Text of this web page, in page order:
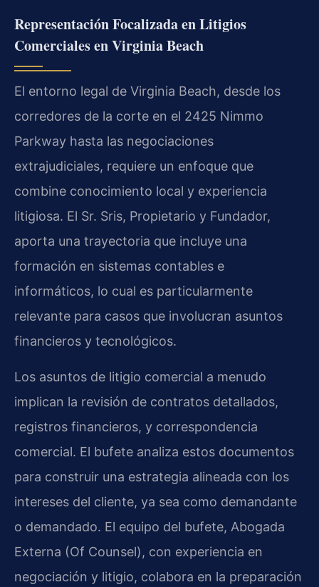
Representación Focalizada en Litigios
Comerciales en Virginia Beach
El entorno legal de Virginia Beach, desde los
corredores de la corte en el 2425 Nimmo
Parkway hasta las negociaciones
extrajudiciales, requiere un enfoque que
combine conocimiento local y experiencia
litigiosa. El Sr. Sris, Propietario y Fundador,
aporta una trayectoria que incluye una
formación en sistemas contables e
informáticos, lo cual es particularmente
relevante para casos que involucran asuntos
financieros y tecnológicos.
Los asuntos de litigio comercial a menudo
implican la revisión de contratos detallados,
registros financieros, y correspondencia
comercial. El bufete analiza estos documentos
para construir una estrategia alineada con los
intereses del cliente, ya sea como demandante
o demandado. El equipo del bufete, Abogada
Externa (Of Counsel), con experiencia en
negociación y litigio, colabora en la preparación